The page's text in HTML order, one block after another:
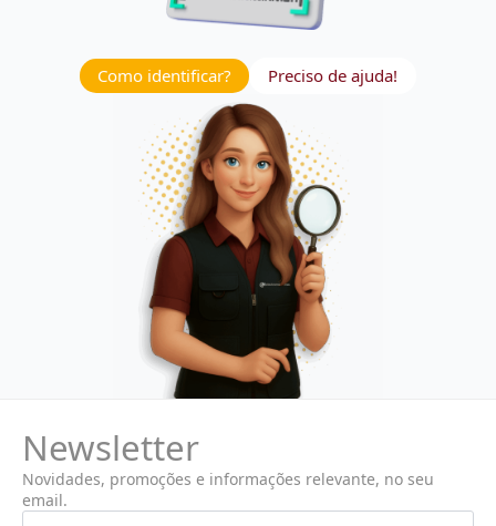
Como identificar? Preciso de ajuda!
Newsletter
Novidades, promoções e informações relevante, no seu
email.
Nome